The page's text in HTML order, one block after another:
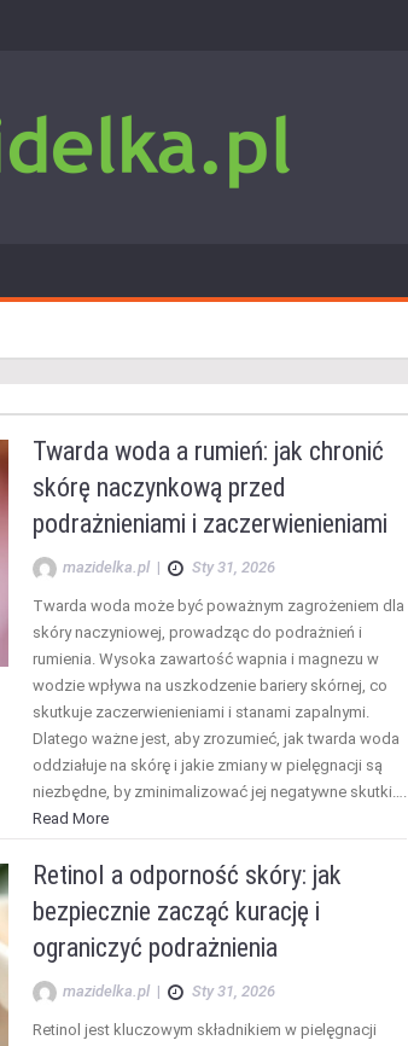
Twarda woda a rumień: jak chronić
skórę naczynkową przed
podrażnieniami i zaczerwienieniami
mazidelka.pl | Sty 31, 2026
Twarda woda może być poważnym zagrożeniem dla
skóry naczyniowej, prowadząc do podrażnień i
rumienia. Wysoka zawartość wapnia i magnezu w
wodzie wpływa na uszkodzenie bariery skórnej, co
skutkuje zaczerwienieniami i stanami zapalnymi.
Dlatego ważne jest, aby zrozumieć, jak twarda woda
oddziałuje na skórę i jakie zmiany w pielęgnacji są
niezbędne, by zminimalizować jej negatywne skutki….
Read More
Retinol a odporność skóry: jak
bezpiecznie zacząć kurację i
ograniczyć podrażnienia
mazidelka.pl | Sty 31, 2026
Retinol jest kluczowym składnikiem w pielęgnacji